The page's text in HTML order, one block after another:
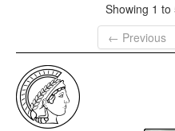
Showing 1
← Previous